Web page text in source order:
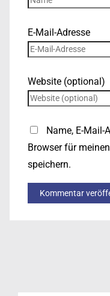
E-Mail-Adresse
Website (optional)
Name, E-Mail-
Browser für
speichern.